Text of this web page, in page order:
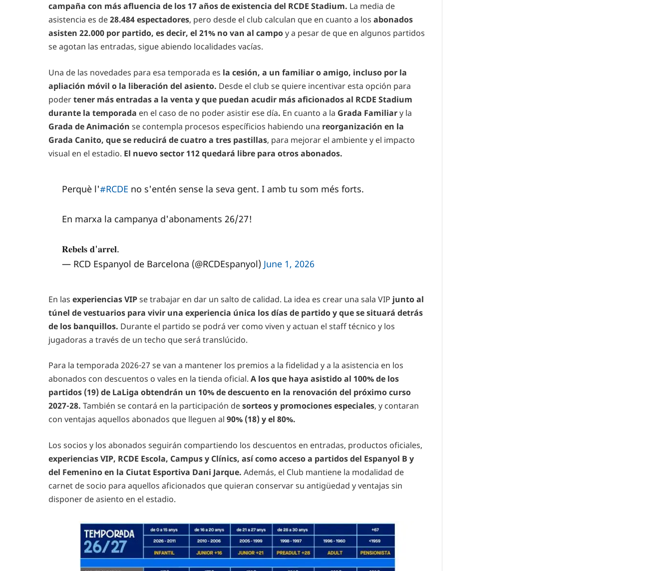
campaña con más afluencia de los 17 años de existencia del RCDE Stadium. La media de
asistencia es de28.484 espectadores, pero desde el club calculan que en cuanto a los abonados
asisten 22.000 por partido, es decir, el 21% no van al campoy a pesar de que en algunos partidos
se agotan las entradas, sigue abiendo localidades vacías.
Una de las novedades para esa temporada es la cesión, a un familiar o amigo, incluso por la
apliación móvil o la liberación del asiento. Desde el club se quiere incentivar esta opción para
podertener más entradas a la venta y que puedan acudir más aficionados al RCDE Stadium
durante la temporada en el caso de no poder asistir ese día. En cuanto a la Grada Familiary la
Grada de Animación se contempla procesos específicios habiendo una reorganización en la
Grada Canito, que se reducirá de cuatro a tres pastillas, para mejorar el ambiente y el impacto
visual en el estadio. El nuevo sector 112 quedará libre para otros abonados.
Perquè l'#RCDE no s'entén sense la seva gent. I amb tu som més forts.
En marxa la campanya d'abonaments 26/27!
𝐑𝐞𝐛𝐞𝐥𝐬 𝐝'𝐚𝐫𝐫𝐞𝐥.
— RCD Espanyol de Barcelona (@RCDEspanyol) June 1, 2026
En las experiencias VIPse trabajar en dar un salto de calidad. La idea es crear una sala VIP junto al
túnel de vestuarios para vivir una experiencia única los días de partido y que se situará detrás
de los banquillos. Durante el partido se podrá ver como viven y actuan el staff técnico y los
jugadoras a través de un techo que será translúcido.
Para la temporada 2026-27 se van a mantener los premios a la fidelidad y a la asistencia en los
abonados con descuentos o vales en la tienda oficial. A los que haya asistido al 100% de los
partidos (19) de LaLiga obtendrán un 10% de descuento en la renovación del próximo curso
2027-28. También se contará en la participación desorteos y promociones especiales, y contaran
con ventajas aquellos abonados que lleguen al 90% (18) y el 80%.
Los socios y los abonados seguirán compartiendo los descuentos en entradas, productos oficiales,
experiencias VIP, RCDE Escola, Campus y Clínics, así como acceso a partidos del Espanyol B y
del Femenino en la Ciutat Esportiva Dani Jarque. Además, el Club mantiene la modalidad de
carnet de socio para aquellos aficionados que quieran conservar su antigüedad y ventajas sin
disponer de asiento en el estadio.